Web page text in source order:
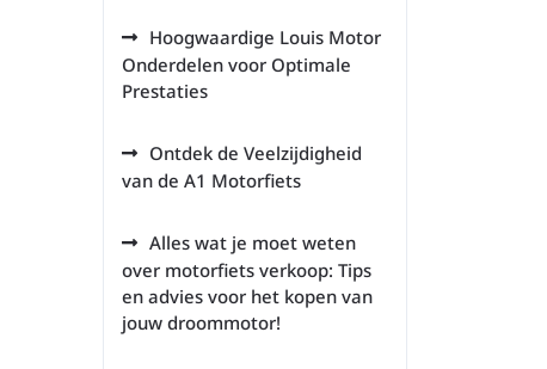
Hoogwaardige Louis Motor
Onderdelen voor Optimale
Prestaties
Ontdek de Veelzijdigheid
van de A1 Motorfiets
Alles wat je moet weten
over motorfiets verkoop: Tips
en advies voor het kopen van
jouw droommotor!